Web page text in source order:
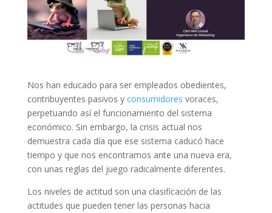
Nos han educado para ser empleados obedientes,
contribuyentes pasivos y consumidores voraces,
perpetuando así el funcionamiento del sistema
económico. Sin embargo, la crisis actual nos
demuestra cada día que ese sistema caducó hace
tiempo y que nos encontramos ante una nueva era,
con unas reglas del juego radicalmente diferentes.
Los niveles de actitud son una clasificación de las
actitudes que pueden tener las personas hacia